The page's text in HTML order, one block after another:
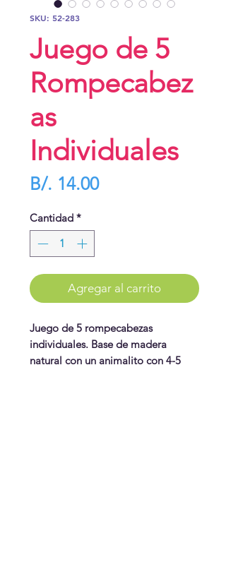
SKU: 52-283
Juego de 5
Rompecabez
as
Individuales
B/. 14.00Precio
Cantidad *
Agregar al carrito
Juego de 5 rompecabezas
individuales. Base de madera
natural con un animalito con 4-5